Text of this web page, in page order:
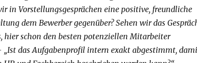
in Vorstellungsgesprächen eine positive, freundliche
dem Bewerber gegenüber? Sehen wir das
hier schon den besten potenziellen Mitarbeiter
„Ist das Aufgabenprofil intern exakt abgestimmt,